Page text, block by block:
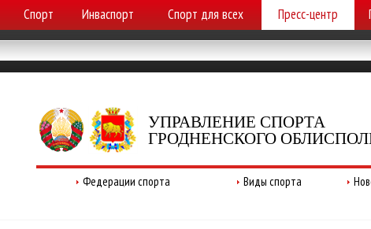
Спорт Инваспорт Спорт для всех Пресс-центр
УПРАВЛЕНИЕ СПОРТА
ГРОДНЕНСКОГО
Федерации спорта Виды спорта